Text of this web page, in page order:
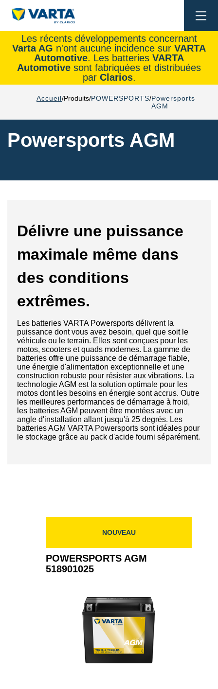
Les récents développements concernant
Varta AG n'ont aucune incidence sur VARTA
Automotive. Les batteries VARTA
Automotive sont fabriquées et distribuées
par Clarios.
Accueil Produits POWERSPORTS Powersports
AGM
Powersports AGM
Délivre une puissance
maximale même dans
des conditions
extrêmes.
Les batteries VARTA Powersports délivrent la
puissance dont vous avez besoin, quel que soit le
véhicule ou le terrain. Elles sont conçues pour les
motos, scooters et quads modernes. La gamme de
batteries offre une puissance de démarrage fiable,
une énergie d'alimentation exceptionnelle et une
construction robuste pour résister aux vibrations. La
technologie AGM est la solution optimale pour les
motos dont les besoins en énergie sont accrus. Outre
les meilleures performances de démarrage à froid,
les batteries AGM peuvent être montées avec un
angle d'installation allant jusqu'à 25 degrés. Les
batteries AGM VARTA Powersports sont idéales pour
le stockage grâce au pack d'acide fourni séparément.
NOUVEAU
POWERSPORTS AGM
518901025